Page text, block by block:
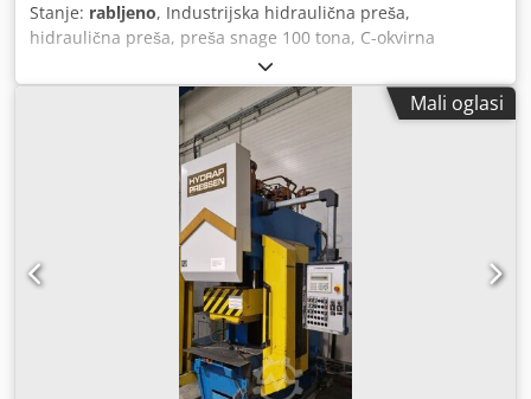
Stanje: rabljeno, Industrijska hidraulična preša,
hidraulična preša, preša snage 100 tona, C-okvirna
hidraulična preša, HYDRAP PRESSEN HPS ZB 100, rabljena
stroj Proizvođač: HYDRAP PRESSEN GmbH (Plüderhausen,
Njemačka) – vrhunski proizvođač industrijskih preša Tip:
HPS ZB 100 Serijski broj (broj iz proizvodnje): 6535 Godina
proizvodnje: 1991 Težina: 14 700 kg Stanje: rabljeno,
robusna industrijska konstrukcija Tehnički i radni
parametri: Dopušteno opterećenje / sila prešanja: 1000 kN
(približno 100 tona) Učinkoviti hod: 300 mm Crjdpfezk
Amrjx Al Iof Vrsta pogona: hidraulični Naponski napon: 380
V Frekvencija: 50 Hz Vrsta struje: D (trofazna izmjenična
struja / delta konfiguracija) Snaga pogona: 45 kW Nazivna
struja: 90 A Viskoznost ulja: HLP 46 Količina ulja: 780 litara
Duljina puta zaustavljanja: 34 mm Vrijeme zaustavljanja:
112 ms Sigurnosna udaljenost: 192 mm
Mali oglasi